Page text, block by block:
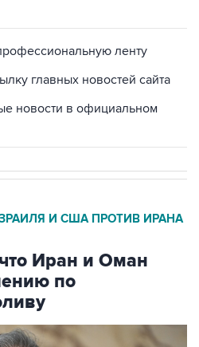
ленту
главных новостей сайта
новости в официальном
И США ПРОТИВ ИРАНА
Иран и Оман
по